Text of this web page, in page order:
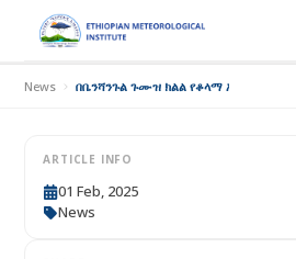
News በቤንሻንጉል ጉሙዝ ክልል የቆላማ አካባቢን
ARTICLE INFO
01 Feb, 2025
News